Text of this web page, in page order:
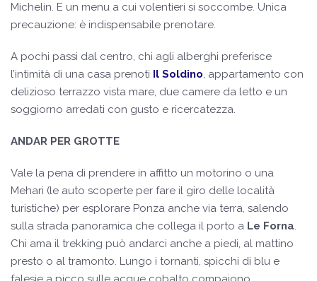
Michelin. E un menu a cui volentieri si soccombe. Unica
precauzione: è indispensabile prenotare.
A pochi passi dal centro, chi agli alberghi preferisce
l’intimità di una casa prenoti Il Soldino, appartamento con
delizioso terrazzo vista mare, due camere da letto e un
soggiorno arredati con gusto e ricercatezza.
ANDAR PER GROTTE
Vale la pena di prendere in affitto un motorino o una
Mehari (le auto scoperte per fare il giro delle località
turistiche) per esplorare Ponza anche via terra, salendo
sulla strada panoramica che collega il porto a Le Forna.
Chi ama il trekking può andarci anche a piedi, al mattino
presto o al tramonto. Lungo i tornanti, spicchi di blu e